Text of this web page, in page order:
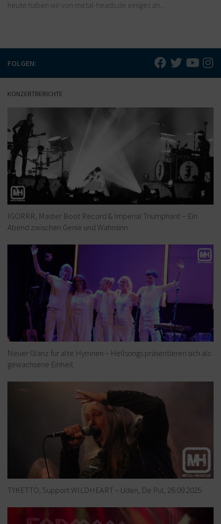
heute haben wir von metal-heads.de einiges an...
FOLGEN:
KONZERTBERICHTE
IGORRR, Master Boot Record & Imperial Triumphant – Ein
Abend zwischen Genie und Wahnsinn
Neuer Glanz für alte Hymnen – Hellsongs präsentieren sich als
gewachsene Einheit
TYKETTO, Support WILDHEART – Uden, De Pul, 26.09.2025